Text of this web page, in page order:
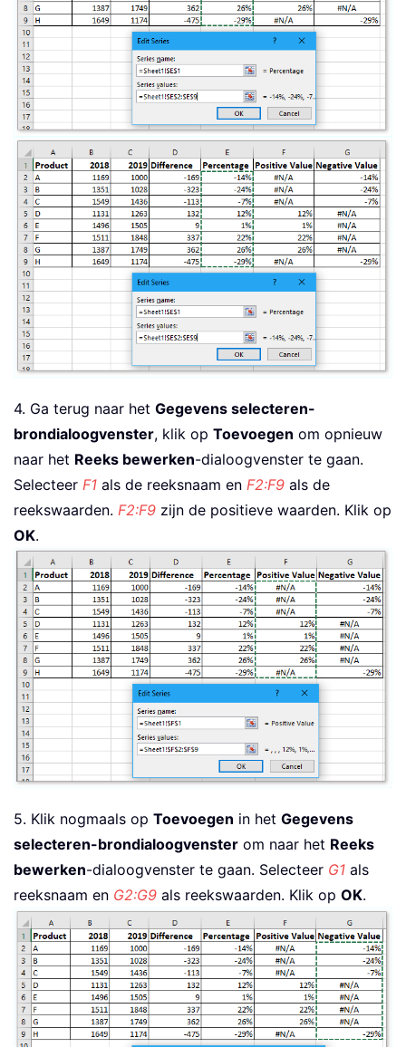
4. Ga terug naar het Gegevens selecteren-
brondialoogvenster, klik op Toevoegen om opnieuw
naar het Reeks bewerken-dialoogvenster te gaan.
Selecteer F1 als de reeksnaam en F2:F9 als de
reekswaarden. F2:F9 zijn de positieve waarden. Klik op
OK.
5. Klik nogmaals op Toevoegen in het Gegevens
selecteren-brondialoogvenster om naar het Reeks
bewerken-dialoogvenster te gaan. Selecteer G1 als
reeksnaam en G2:G9 als reekswaarden. Klik op OK.